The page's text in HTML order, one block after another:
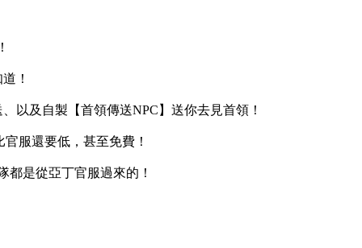
！
以及自製【首領傳送NPC】送你去見首領！
服還要低，甚至免費！
都是從亞丁官服過來的！